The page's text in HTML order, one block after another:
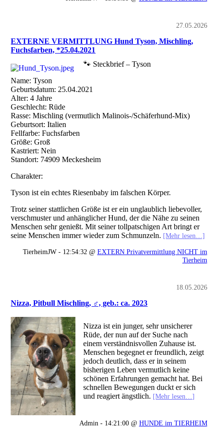
27.05.2026
EXTERNE VERMITTLUNG Hund Tyson, Mischling,
Fuchsfarben, *25.04.2021
🐾 Steckbrief – Tyson
Name: Tyson
Geburtsdatum: 25.04.2021
Alter: 4 Jahre
Geschlecht: Rüde
Rasse: Mischling (vermutlich Malinois-/Schäferhund-Mix)
Geburtsort: Italien
Fellfarbe: Fuchsfarben
Größe: Groß
Kastriert: Nein
Standort: 74909 Meckesheim
Charakter:
Tyson ist ein echtes Riesenbaby im falschen Körper.
Trotz seiner stattlichen Größe ist er ein unglaublich liebevoller,
verschmuster und anhänglicher Hund, der die Nähe zu seinen
Menschen sehr genießt. Mit seiner tollpatschigen Art bringt er
seine Menschen immer wieder zum Schmunzeln. [Mehr lesen…]
TierheimJW - 12:54:32 @ EXTERN Privatvermittlung NICHT im
Tierheim
18.05.2026
Nizza, Pitbull Mischling, ♂, geb.: ca. 2023
Nizza ist ein junger, sehr unsicherer
Rüde, der nun auf der Suche nach
einem verständnisvollen Zuhause ist.
Menschen begegnet er freundlich, zeigt
jedoch deutlich, dass er in seinem
bisherigen Leben vermutlich keine
schönen Erfahrungen gemacht hat. Bei
schnellen Bewegungen duckt er sich
und reagiert ängstlich. [Mehr lesen…]
Admin - 14:21:00 @ HUNDE im TIERHEIM